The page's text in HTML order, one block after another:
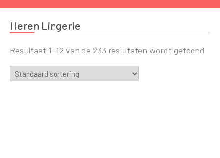
Heren Lingerie
Resultaat 1–12 van de 233 resultaten wordt getoond